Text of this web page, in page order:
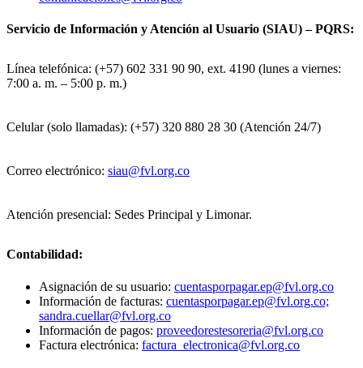
Servicio de Información y Atención al Usuario (SIAU) – PQRS:
Línea telefónica: (+57) 602 331 90 90, ext. 4190 (lunes a viernes:
7:00 a. m. – 5:00 p. m.)
Celular (solo llamadas): (+57) 320 880 28 30 (Atención 24/7)
Correo electrónico: siau@fvl.org.co
Atención presencial: Sedes Principal y Limonar.
Contabilidad:
Asignación de su usuario: cuentasporpagar.ep@fvl.org.co
Información de facturas: cuentasporpagar.ep@fvl.org.co;
sandra.cuellar@fvl.org.co
Información de pagos: proveedorestesoreria@fvl.org.co
Factura electrónica: factura_electronica@fvl.org.co